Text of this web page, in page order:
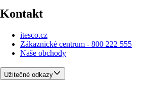
Kontakt
itesco.cz
Zákaznické centrum - 800 222 555
Naše obchody
Užitečné odkazy